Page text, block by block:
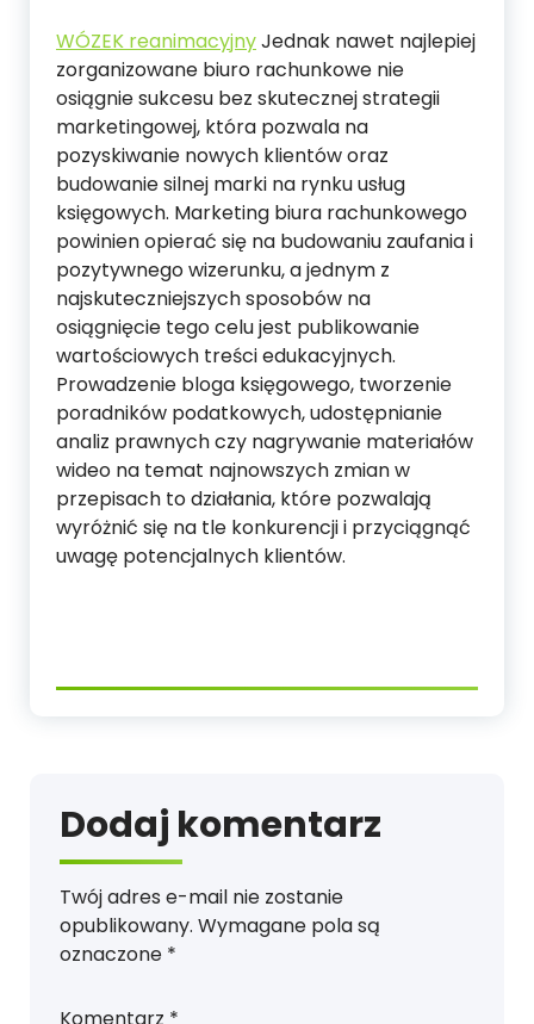
WÓZEK reanimacyjnyJednak nawet najlepiej
zorganizowane biuro rachunkowe nie
osiągnie sukcesu bez skutecznej strategii
marketingowej, która pozwala na
pozyskiwanie nowych klientów oraz
budowanie silnej marki na rynku usług
księgowych. Marketing biura rachunkowego
powinien opierać się na budowaniu zaufania i
pozytywnego wizerunku, a jednym z
najskuteczniejszych sposobów na
osiągnięcie tego celu jest publikowanie
wartościowych treści edukacyjnych.
Prowadzenie bloga księgowego, tworzenie
poradników podatkowych, udostępnianie
analiz prawnych czy nagrywanie materiałów
wideo na temat najnowszych zmian w
przepisach to działania, które pozwalają
wyróżnić się na tle konkurencji i przyciągnąć
uwagę potencjalnych klientów.
Dodaj komentarz
Twój adres e-mail nie zostanie
opublikowany. Wymagane pola są
oznaczone *